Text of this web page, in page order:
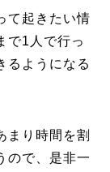
て起きたい情
で1人で行っ
るようになる
まり時間を割
ので、是非一